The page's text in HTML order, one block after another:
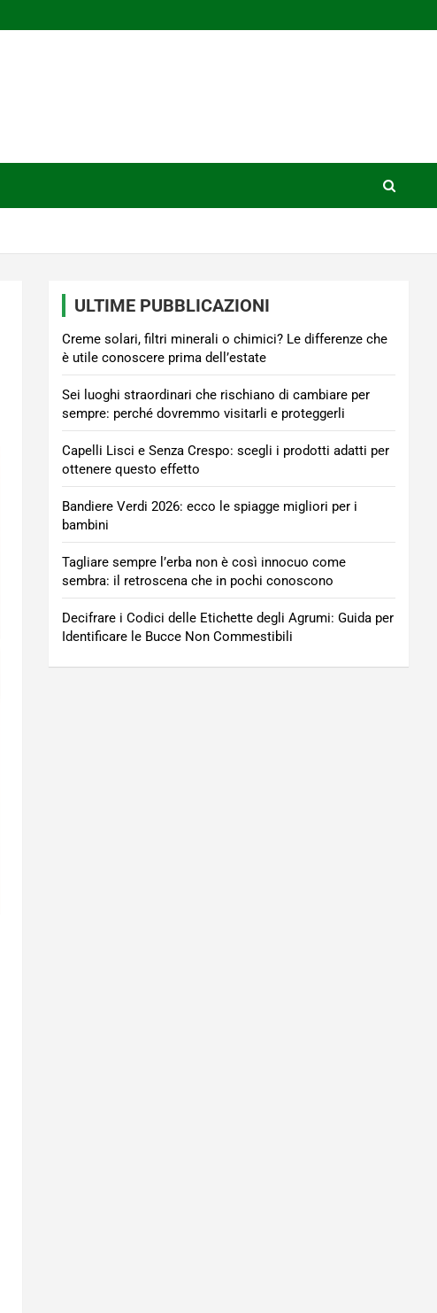
ULTIME PUBBLICAZIONI
Creme solari, filtri minerali o chimici? Le differenze che
è utile conoscere prima dell’estate
Sei luoghi straordinari che rischiano di cambiare per
sempre: perché dovremmo visitarli e proteggerli
Capelli Lisci e Senza Crespo: scegli i prodotti adatti per
ottenere questo effetto
Bandiere Verdi 2026: ecco le spiagge migliori per i
bambini
Tagliare sempre l’erba non è così innocuo come
sembra: il retroscena che in pochi conoscono
Decifrare i Codici delle Etichette degli Agrumi: Guida per
Identificare le Bucce Non Commestibili